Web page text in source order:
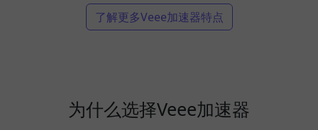
了解更多Veee加速器特点
为什么选择Veee加速器